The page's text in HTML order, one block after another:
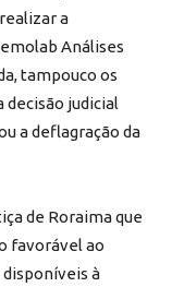
a
Análises
tampouco os
decisão judicial
a deflagração da
de Roraima que
favorável ao
à